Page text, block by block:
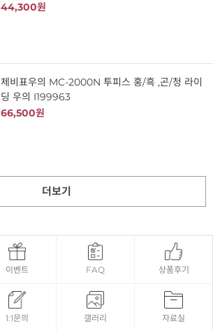
44,300원
제비표우의 MC-2000N 투피스 홍/흑 ,곤/청 라이
딩 우의 I199963
66,500원
더보기
이벤트 FAQ 상품후기
1:1문의 갤러리 자료실